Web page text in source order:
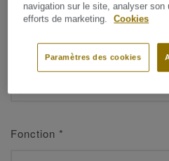
Nom de famille*
Fonction *
navigation sur le site, analyser son
efforts de marketing.
Cookies
Paramètres des cookies